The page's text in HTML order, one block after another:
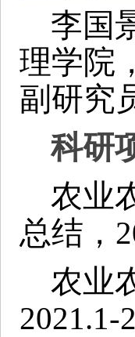
李国
理学院
副研究
科研
农业
总结，
农业
2021.1-